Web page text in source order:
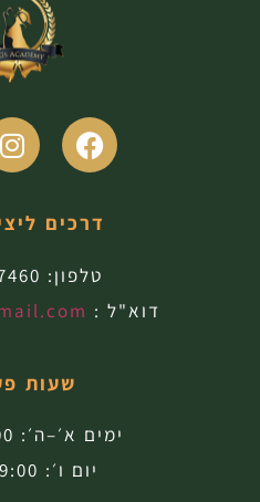
דרכים
טלפון:
דוא"ל :
שעות
ימים א׳–ה׳: 09:00–17:00
יום ו׳: 09:00–12:00